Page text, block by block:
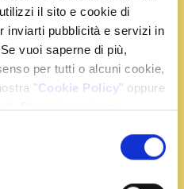
il sito e cookie di
inviarti pubblicità e servizi in
vuoi saperne di più,
per tutti o alcuni cookie,
"Cookie Policy" oppure
Per un'esperienza